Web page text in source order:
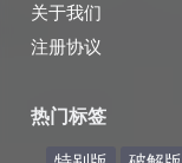
关于我们
注册协议
热门标签